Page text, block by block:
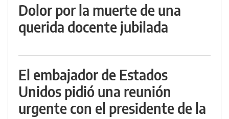
Dolor por la muerte de una
querida docente jubilada
El embajador de Estados
Unidos pidió una reunión
urgente con el presidente de la